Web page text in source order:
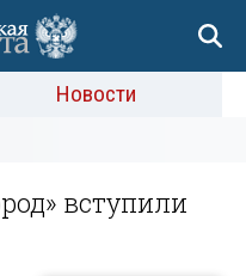
Новости
вступили